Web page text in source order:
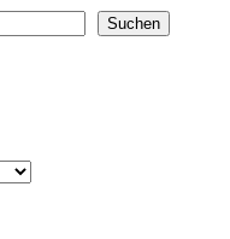
Suchen